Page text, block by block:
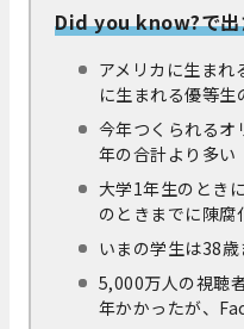
Did you know?で出
アメリカに生まれ
に生まれる優等生
今年つくられるオ
年の合計より多い
大学1年生のとき
のときまでに陳腐
いまの学生は38
5,000万人の視聴
年かかったが、